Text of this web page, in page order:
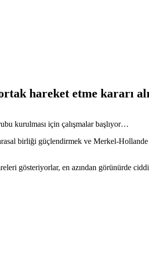
hareket etme kararı
kurulması için çalışmalar başlıyor…
birliği güçlendirmek ve Merkel-
gösteriyorlar, en azından görünürde